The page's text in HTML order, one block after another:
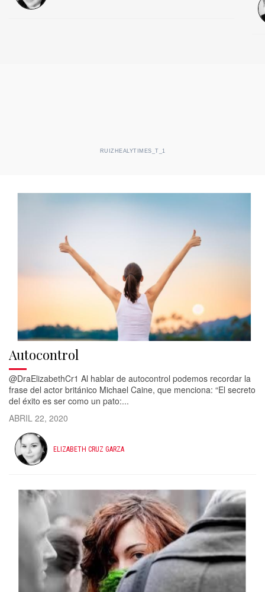
RUIZHEALYTIMES_T_1
Autocontrol
@DraElizabethCr1 Al hablar de autocontrol podemos recordar la
frase del actor británico Michael Caine, que menciona: “El secreto
del éxito es ser como un pato:...
ABRIL 22, 2020
ELIZABETH CRUZ GARZA